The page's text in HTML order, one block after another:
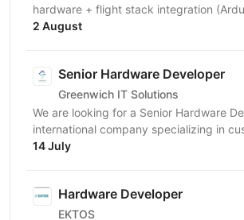
hardware + flight stack integration
2 August
Senior Hardware Developer
Greenwich IT Solutions
We are looking for a Senior Hardware
international company specializing in
electronics development for
14 July
Hardware Developer
EKTOS